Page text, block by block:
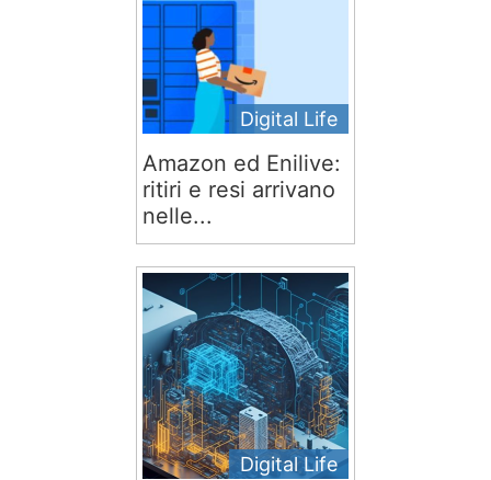
Digital Life
Amazon ed Enilive:
ritiri e resi arrivano
nelle...
Digital Life